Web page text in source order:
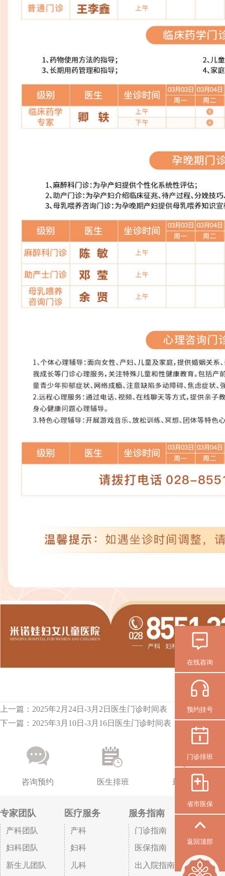
上一篇： 2025年2月24日-3月2日医生门诊时间表
下一篇： 2025年3月10日-3月16日医生门诊时间表
咨询预约 医生排班 最新活动
专家团队
产科团队
妇科团队
新生儿团队
医疗服务
产科
妇科
儿科
服务指南
门诊指南
医保指南
出入院指南
在线咨询
预约挂号
门诊排班
省市医保
返回顶部